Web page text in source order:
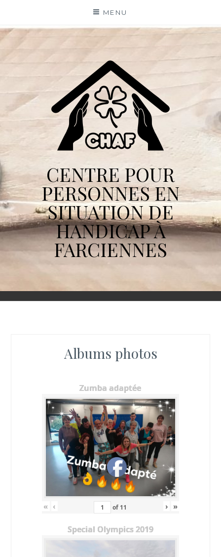
content
MENU
CENTRE POUR
PERSONNES EN
SITUATION DE
HANDICAP À
FARCIENNES
Albums photos
Zumba adaptée
« ‹ of 11 › »
Special Olympics 2019